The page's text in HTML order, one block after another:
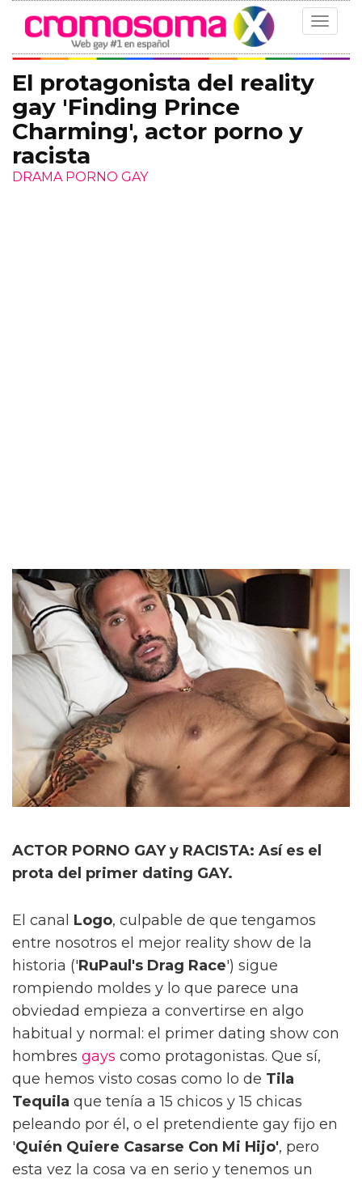
Toggle
El protagonista del reality
gay 'Finding Prince
Charming', actor porno y
racista
DRAMA PORNO GAY
ACTOR PORNO GAY y RACISTA: Así es el
prota del primer dating GAY.
El canal Logo, culpable de que tengamos
entre nosotros el mejor reality show de la
historia ('RuPaul's Drag Race') sigue
rompiendo moldes y lo que parece una
obviedad empieza a convertirse en algo
habitual y normal: el primer dating show con
hombres gays como protagonistas. Que sí,
que hemos visto cosas como lo de Tila
Tequila que tenía a 15 chicos y 15 chicas
peleando por él, o el pretendiente gay fijo en
'Quién Quiere Casarse Con Mi Hijo', pero
esta vez la cosa va en serio y tenemos un